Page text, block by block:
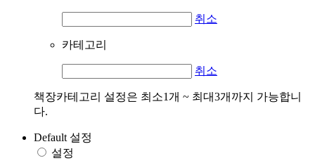
취소
카테고리
취소
책장카테고리 설정은 최소1개 ~ 최대3개까지 가능합니
다.
Default 설정
설정